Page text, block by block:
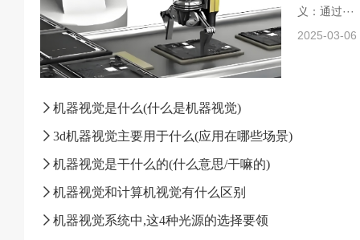
义：通过···
2025-03-06
机器视觉是什么(什么是机器视觉)
3d机器视觉主要用于什么(应用在哪些场景)
机器视觉是干什么的(什么意思/干嘛的)
机器视觉和计算机视觉有什么区别
机器视觉系统中,这4种光源的选择要领